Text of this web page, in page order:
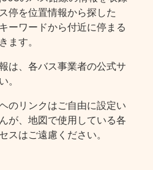
停を位置情報から探した
ーワードから付近に停まる
ます。
は、各バス事業者の公式サ
。
のリンクはご自由に設定い
が、地図で使用している各
スはご遠慮ください。